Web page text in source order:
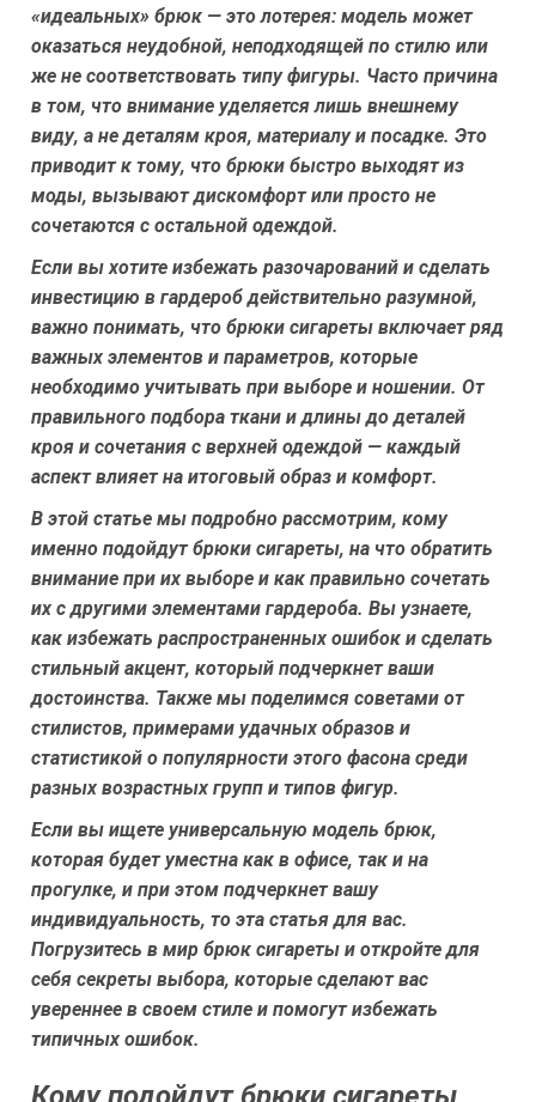
«идеальных» брюк — это лотерея: модель может
оказаться неудобной, неподходящей по стилю или
же не соответствовать типу фигуры. Часто причина
в том, что внимание уделяется лишь внешнему
виду, а не деталям кроя, материалу и посадке. Это
приводит к тому, что брюки быстро выходят из
моды, вызывают дискомфорт или просто не
сочетаются с остальной одеждой.
Если вы хотите избежать разочарований и сделать
инвестицию в гардероб действительно разумной,
важно понимать, что брюки сигареты включает ряд
важных элементов и параметров, которые
необходимо учитывать при выборе и ношении. От
правильного подбора ткани и длины до деталей
кроя и сочетания с верхней одеждой — каждый
аспект влияет на итоговый образ и комфорт.
В этой статье мы подробно рассмотрим, кому
именно подойдут брюки сигареты, на что обратить
внимание при их выборе и как правильно сочетать
их с другими элементами гардероба. Вы узнаете,
как избежать распространенных ошибок и сделать
стильный акцент, который подчеркнет ваши
достоинства. Также мы поделимся советами от
стилистов, примерами удачных образов и
статистикой о популярности этого фасона среди
разных возрастных групп и типов фигур.
Если вы ищете универсальную модель брюк,
которая будет уместна как в офисе, так и на
прогулке, и при этом подчеркнет вашу
индивидуальность, то эта статья для вас.
Погрузитесь в мир брюк сигареты и откройте для
себя секреты выбора, которые сделают вас
увереннее в своем стиле и помогут избежать
типичных ошибок.